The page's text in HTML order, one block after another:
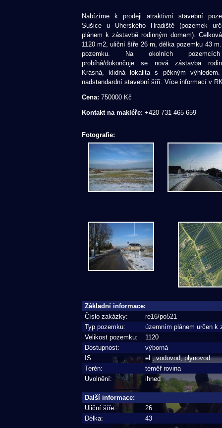
Nabízíme k prodeji atraktivní stavební
Sušice u Uherského Hradiště (pozemek
plánem k zástavbě rodinným domem).
1120 m2, uliční šíře 26 m, délka pozemku 43
pozemku. Na okolních
probíhá/dokončuje se nová zástavba
Krásná, klidná lokalita s pěkným
nadstandardní stavební šíří. Více informací v
Cena: 750000 Kč
Kontakt na makléře: +420 731 465 659
Fotografie:
Základní informace:
Číslo zakázky:
re16/po521
Typ pozemku:
územním plánem určen k
Velikost pozemku:
1120
Dostupnost:
výborná
IS:
el., vodovod, plynovod
Terén:
téměř rovina
Uvolnění:
ihned
Další informace:
Uliční šíře:
26
Délka:
43